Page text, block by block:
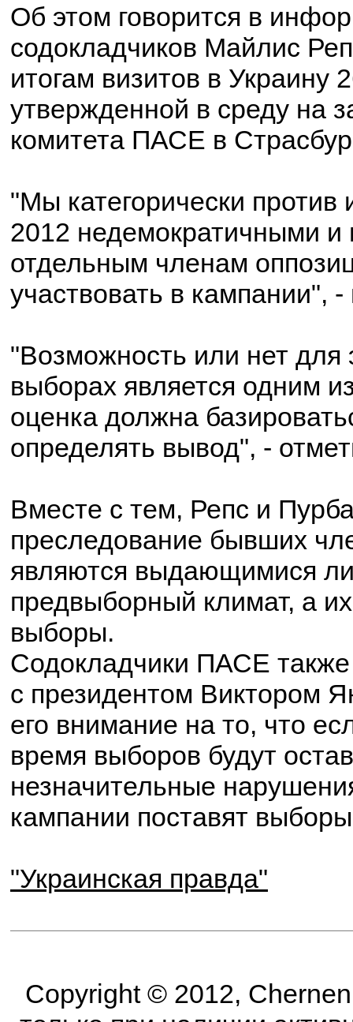
Об этом говорится в
содокладчиков Майлис
итогам визитов в Украину
утвержденной в среду на
комитета ПАСЕ в
"Мы категорически
2012 недемократичными
отдельным членам
участвовать в кампании", -
"Возможность или нет для
выборах является одним
оценка должна
определять вывод", -
Вместе с тем, Репс и
преследование бывших
являются выдающимися
предвыборный климат, а
выборы.
Содокладчики ПАСЕ также
с президентом Виктором
его внимание на то, что
время выборов будут
незначительные
кампании поставят
"Украинская правда"
Copyright © 2012,